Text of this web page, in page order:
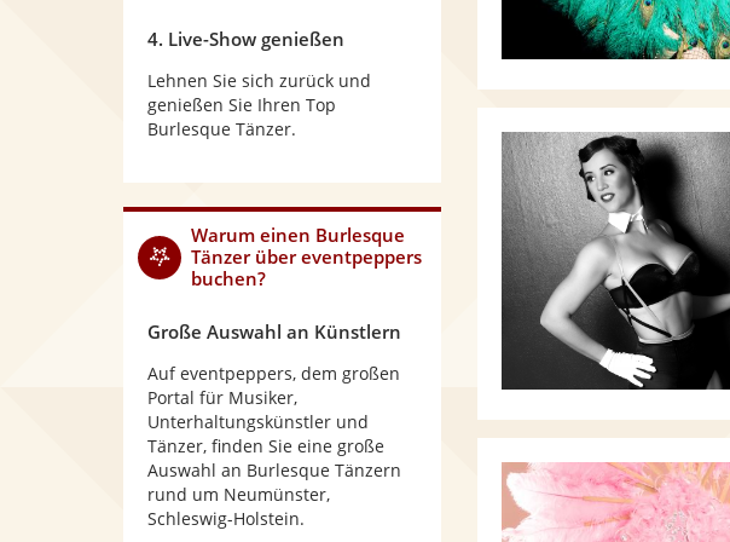
4. Live-Show genießen
Lehnen Sie sich zurück und
genießen Sie Ihren Top
Burlesque Tänzer.
Warum einen Burlesque
Tänzerüber eventpeppers
buchen?
Große Auswahl an Künstlern
Auf eventpeppers, dem großen
Portal für Musiker,
Unterhaltungskünstler und
Tänzer, finden Sie eine große
Auswahl an Burlesque Tänzern
rund um Neumünster,
Schleswig-Holstein.